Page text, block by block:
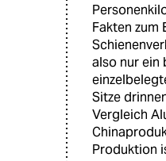
Fakten zum
also nur ein
Sitze
Vergleich
Produktion